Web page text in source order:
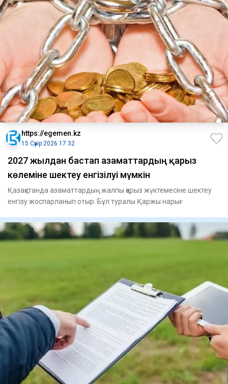
https://egemen.kz
15 Сәуір 2026 17:32
2027 жылдан бастап азаматтардың қарыз
көлеміне шектеу енгізілуі мүмкін
Қазақстанда азаматтардың жалпы қарыз жүктемесіне шектеу
енгізу жоспарланып отыр. Бұл туралы Қаржы нарығ